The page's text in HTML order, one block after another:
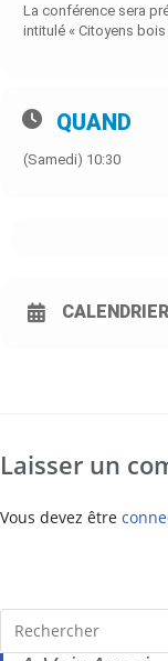
La conférence sera
intitulé « Citoyens bois
QUAND
(Samedi) 10:30
CALENDRIER
Laisser un
Vous devez être